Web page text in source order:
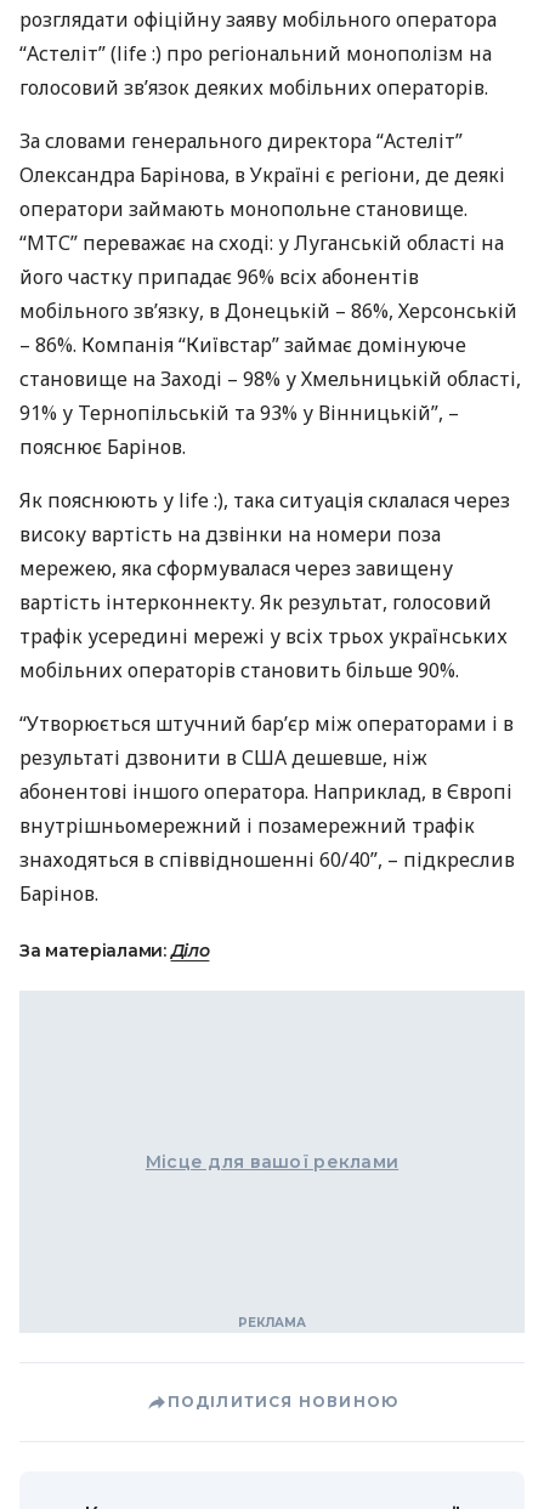
розглядати офіційну заяву мобільного оператора
“Астеліт” (life :) про регіональний монополізм на
голосовий зв’язок деяких мобільних операторів.
За словами генерального директора “Астеліт”
Олександра Барінова, в Україні є регіони, де деякі
оператори займають монопольне становище.
“МТС” переважає на сході: у Луганській області на
його частку припадає 96% всіх абонентів
мобільного зв’язку, в Донецькій – 86%, Херсонській
– 86%. Компанія “Київстар” займає домінуюче
становище на Заході – 98% у Хмельницькій області,
91% у Тернопільській та 93% у Вінницькій”, –
пояснює Барінов.
Як пояснюють у life :), така ситуація склалася через
високу вартість на дзвінки на номери поза
мережею, яка сформувалася через завищену
вартість інтерконнекту. Як результат, голосовий
трафік усередині мережі у всіх трьох українських
мобільних операторів становить більше 90%.
“Утворюється штучний бар’єр між операторами і в
результаті дзвонити вСШАдешевше, ніж
абонентові іншого оператора. Наприклад, в Європі
внутрішньомережний і позамережний трафік
знаходяться в співвідношенні 60/40”, – підкреслив
Барінов.
За матеріалами:Діло
Місце для вашої реклами
ПОДІЛИТИСЯ НОВИНОЮ